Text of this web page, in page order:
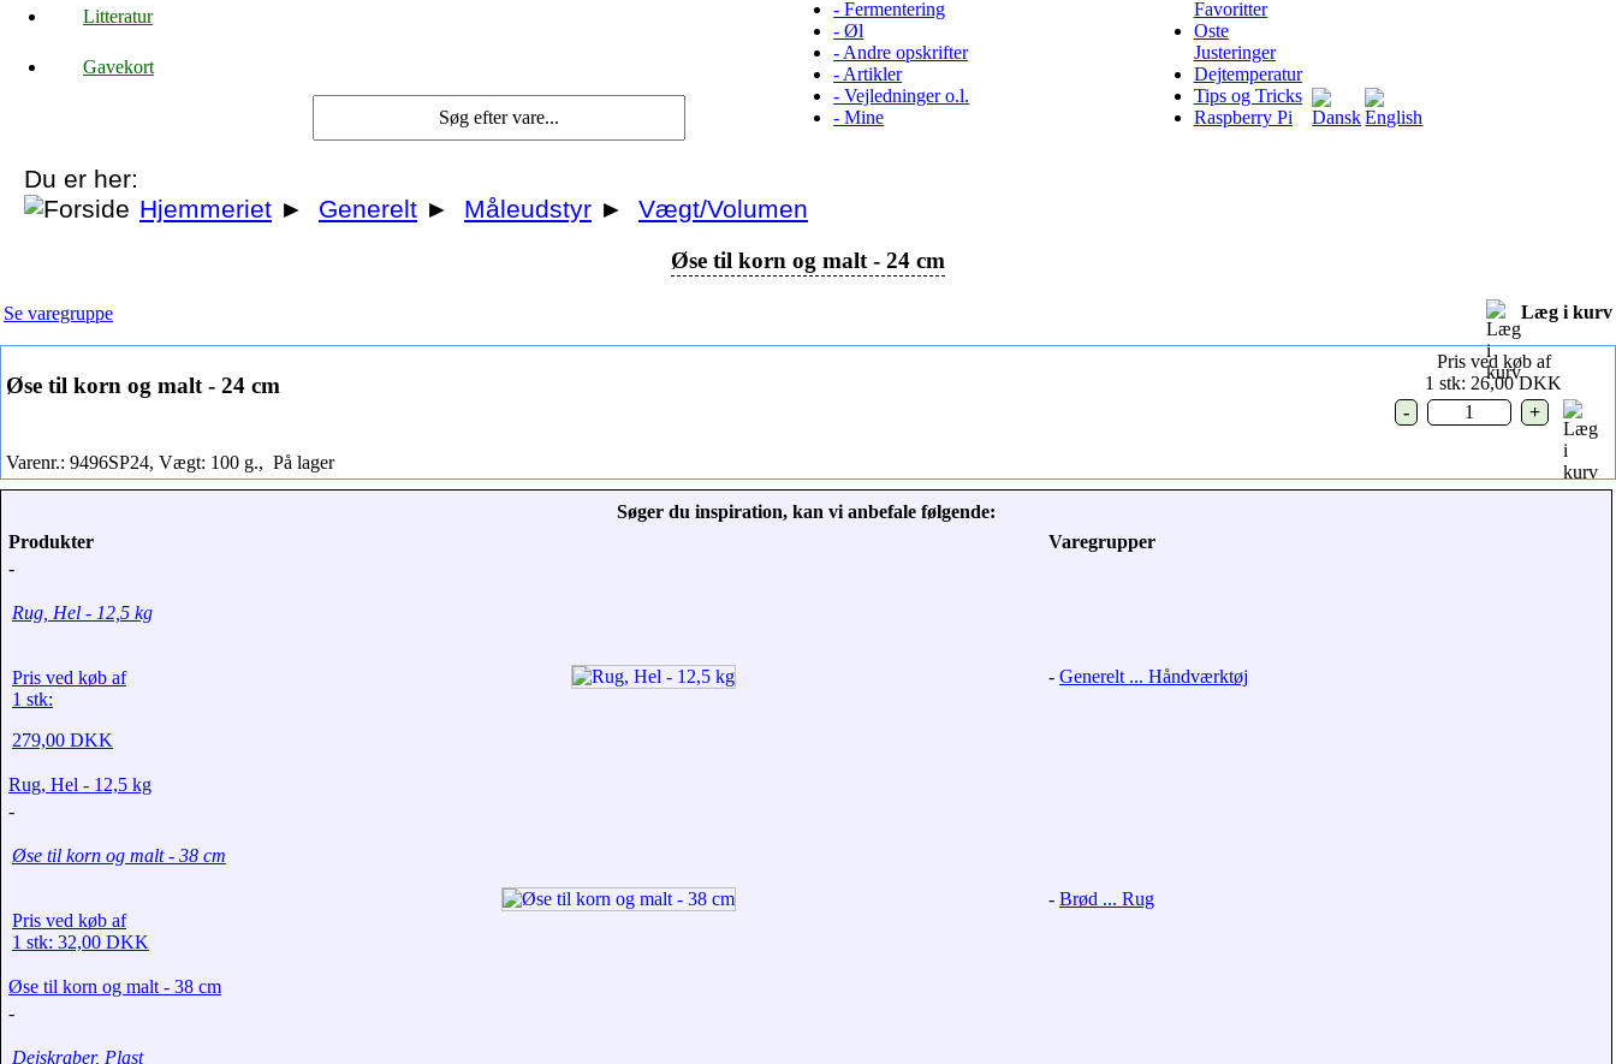
Litteratur
Gavekort
-Fermentering
-Øl
- Andre opskrifter
- Artikler
-Vejledninger o.l.
-Mine
Favoritter
Oste
Justeringer
Dejtemperatur
Tips og Tricks
Raspberry Pi
Du er her:
Hjemmeriet ► Generelt ► Måleudstyr ► Vægt/Volumen
Øse til korn og malt - 24 cm
Se varegruppe Læg i kurv
Øse til korn og malt - 24 cm
Varenr.: 9496SP24, Vægt: 100 g., På lager
Pris ved køb af
1 stk: 26,00 DKK
Søger du inspiration, kan vi anbefale følgende:
Produkter
Varegrupper
-
Rug, Hel - 12,5 kg
Pris ved køb af
1 stk:
279,00 DKK
Rug, Hel - 12,5 kg
- Generelt ... Håndværktøj
-
Øse til korn og malt - 38 cm
Pris ved køb af
1 stk: 32,00 DKK
Øse til korn og malt - 38 cm
- Brød ... Rug
-
Dejskraber, Plast